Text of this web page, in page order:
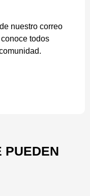
nuestro correo
todos
PUEDEN